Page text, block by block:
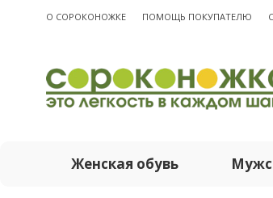
О CОРОКОНОЖКЕ ПОМОЩЬ ПОКУПАТЕЛЮ
Женская обувь